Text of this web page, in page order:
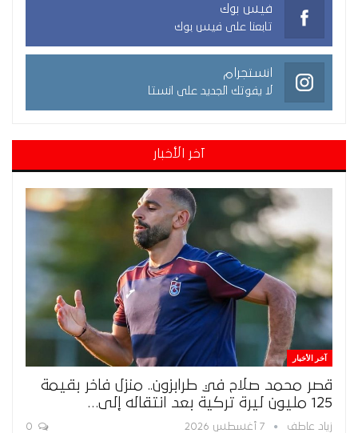
فيس بوك
تابعنا على فيس بوك
انستجرام
لا يفوتك الجديد على انستا
آخر الأخبار
آخر الأخبار
قصر محمد صلاح في طرابزون.. منزل فاخر بقيمة
125 مليون ليرة تركية بعد انتقاله إلى…
زياد عاطف 7 أغسطس 2026